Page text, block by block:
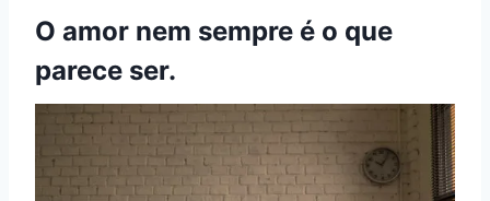
O amor nem sempre é o que
parece ser.